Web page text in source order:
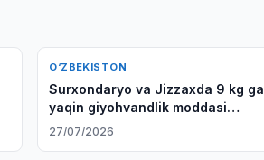
O‘ZBEKISTON
Surxondaryo va Jizzaxda 9 kg ga
yaqin giyohvandlik moddasi
ushlandi
27/07/2026